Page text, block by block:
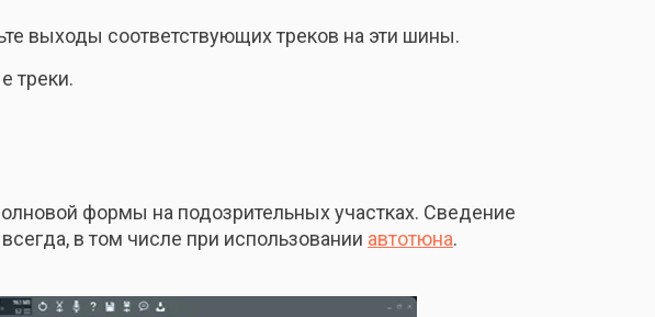
выходы соответствующих треков на эти шины.
треки.
формы на подозрительных участках. Сведение
в том числе при использовании автотюна.